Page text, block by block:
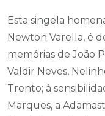
Esta singela
Newton Varella, é
memórias de João
Valdir Neves,
Trento; à
Marques, a